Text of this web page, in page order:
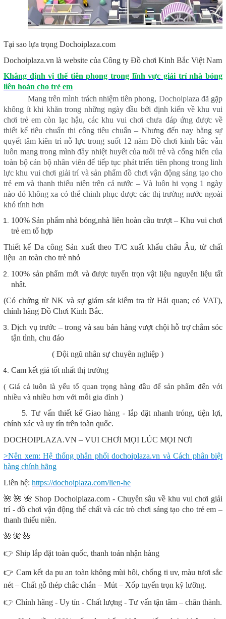
Tại sao lựa trọng Dochoiplaza.com
Dochoiplaza.vn là website của Công ty Đồ chơi Kinh Bắc Việt Nam
Khẳng định vị thế tiên phong trong lĩnh vực giải trí nhà bóng
liên hoàn cho trẻ em
Mang trên mình trách nhiệm tiên phong, Dochoiplaza đã gặp
không ít khi khăn trong những ngày đầu bởi định kiến về khu vui
chơi trẻ em còn lạc hậu, các khu vui chơi chưa đáp ứng được về
thiết kế tiêu chuẩn thi công tiêu chuẩn – Nhưng đến nay bằng sự
quyết tâm kiên trì nỗ lực trong suốt 12 năm Đồ chơi kinh bắc vẫn
luôn mang trong mình đầy nhiệt huyết của tuổi trẻ và cống hiến của
toàn bộ cán bộ nhân viên để tiếp tục phát triển tiên phong trong linh
lực khu vui chơi giải trí và sản phẩm đồ chơi vận động sáng tạo cho
trẻ em và thanh thiếu niên trên cả nước – Và luôn hi vọng 1 ngày
nào đó không xa có thể chinh phục được các thị trường nước ngoài
khó tính hơn
100% Sản phẩm nhà bóng,nhà liên hoàn cầu trượt – Khu vui chơi
trẻ em tổ hợp
Thiết kế Da công Sản xuất theo T/C xuất khẩu châu Âu, từ chất
liệu an toàn cho trẻ nhỏ
100% sản phẩm mới và được tuyển trọn vật liệu nguyên liệu tất
nhât.
(Có chứng từ NK và sự giám sát kiểm tra từ Hải quan; có VAT),
chính hãng Đồ Chơi Kinh Bắc.
Dịch vụ trước – trong và sau bán hàng vượt chội hỗ trợ chắm sóc
tận tình, chu đáo
( Đội ngũ nhân sự chuyên nghiệp )
Cam kết giá tốt nhất thị trường
( Giá cả luôn là yếu tố quan trọng hàng đầu để sản phẩm đến với
nhiều và nhiều hơn với mỗi gia đình )
5. Tư vấn thiết kế Giao hàng - lắp đặt nhanh tróng, tiện lợi,
chính xác và uy tín trên toàn quốc.
DOCHOIPLAZA.VN – VUI CHƠI MỌI LÚC MỌI NƠI
>Nên xem: Hệ thống phân phối dochoiplaza.vn và Cách phân biệt
hàng chính hãng
Liên hệ: https://dochoiplaza.com/lien-he
🌺 🌺 🌺 Shop Dochoiplaza.com - Chuyên sâu về khu vui chơi giải
trí - đồ chơi vận động thể chất và các trò chơi sáng tạo cho trẻ em –
thanh thiếu niên.
🌺 🌺 🌺
👉 Ship lắp đặt toàn quốc, thanh toán nhận hàng
👉 Cam kết da pu an toàn không mùi hôi, chống ti uv, màu tươi sắc
nét – Chất gỗ thép chắc chắn – Mút – Xốp tuyển trọn kỹ lưỡng.
👉 Chính hãng - Uy tín - Chất lượng - Tư vấn tận tâm – chân thành.